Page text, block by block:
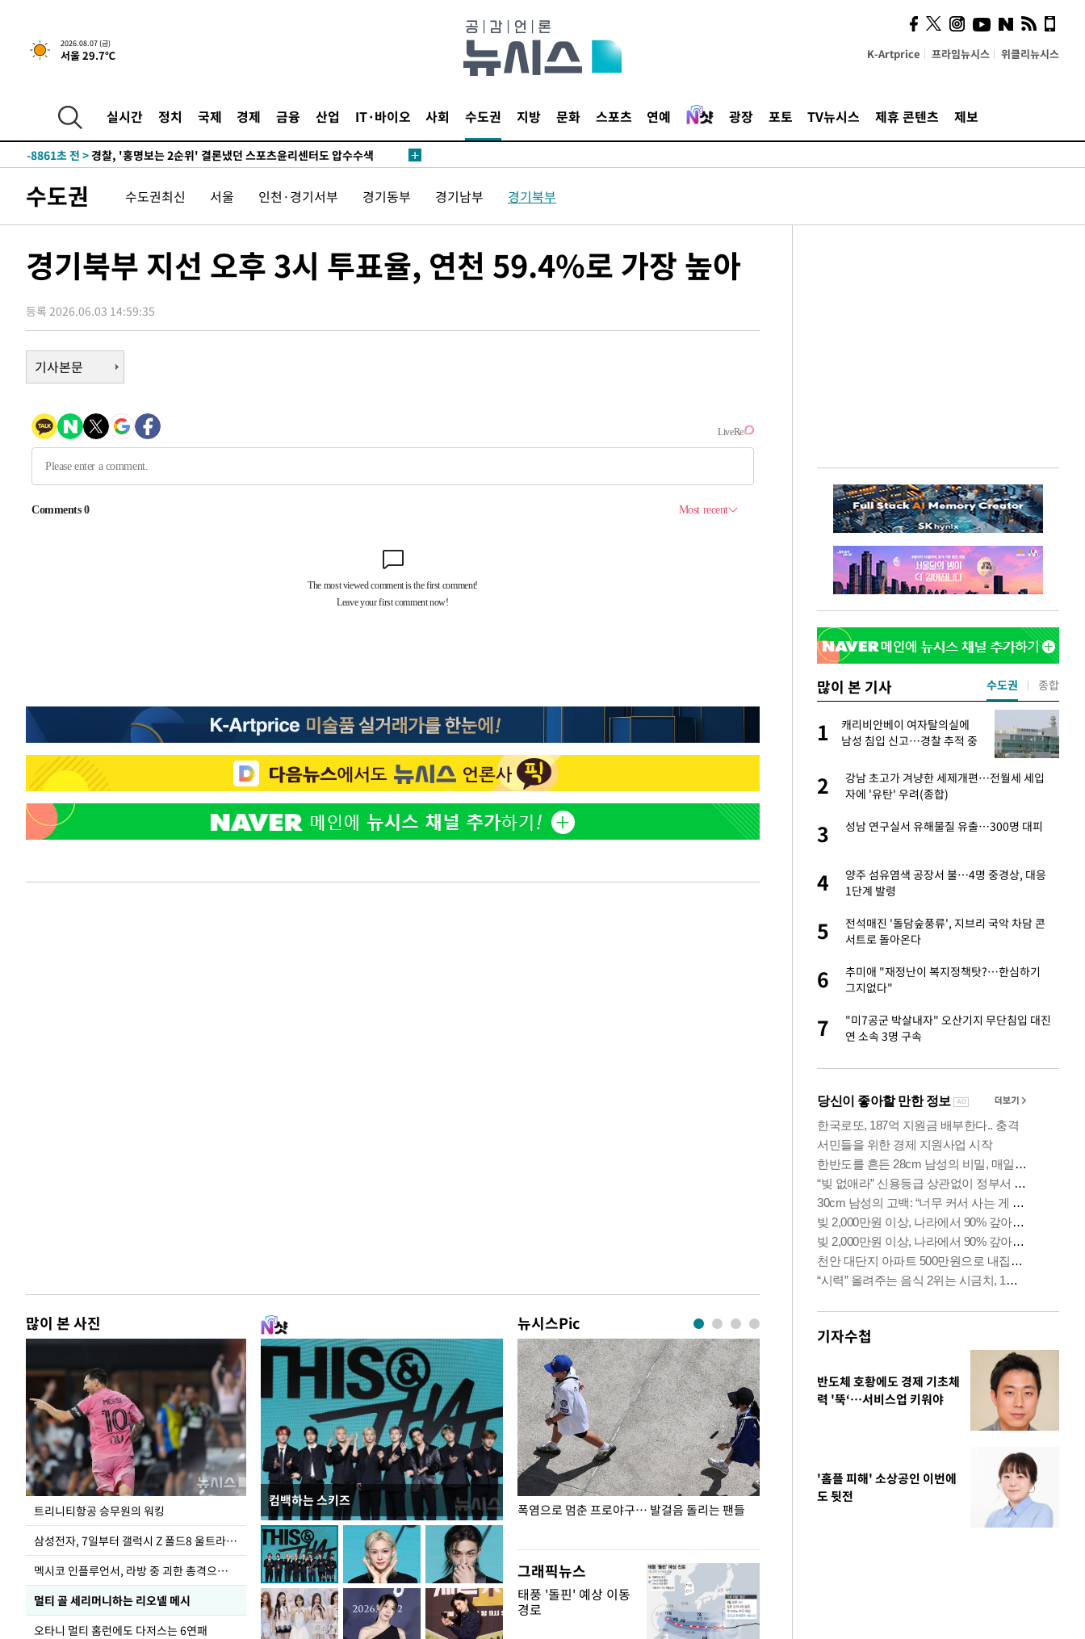
2026.08.07 (금)
서울 29.7℃ K-Artprice 프라임뉴시스 위클리뉴시스
실시간 정치 국제 경제 금융 산업 IT·바이오 사회 수도권 지방 문화 스포츠 연예 광장 포토 TV뉴시스 제휴 콘텐츠 제보
7시간 전 >내일까지 39도 '펄펄'…기상청 "태풍 지나며 폭염 잠시 꺾인다"
-11383초 전 >
[속보] 뉴욕증시, 혼조 출발…나스닥 0.3%↓, 다우 0.14%↑
-10176초 전 >
-8861초 전 >경찰, '홍명보는 2순위' 결론냈던 스포츠윤리센터도 압수수색
1시간 전 >日방위성, 北이 동해로 쏜 발사체는 탄도미사일 가능성
2시간 전 >[속보] SKT, 에이닷 서비스 장애 발생…"원인 파악 중"
2시간 전 >
'낮 최고 39도' 불볕더위…한밤 열대야도 계속[내일날씨]
2시간 전 >"韓 외환시장 개입 관측 배경엔 美의 대한국 무역적자 있어"
2시간 전 >'월드컵 탈락 후폭풍' 축구협회…초유의 압수수색에 '충격·당황'
2시간 전 >서울 낮 37.9도, 올여름 최고치 경신…영등포 순간 '40도'
2시간 전 >[속보]종합특검, 대검 추가 압수수색…내란 중요임무종사 혐의
3시간 전 > [속보]코스피, 301.88포인트(4.58%) 내린 6296.38 마감
3시간 전 >[속보]원·달러 환율, 0.7원 내린 1423.8원 마감
4시간 전 >"여기 떨어졌다"…다누리, 스페이스X 로켓 달 충돌 흔적 포착
7시간 전 >내일까지 39도 '펄펄'…기상청 "태풍 지나며 폭염 잠시 꺾인다"
축구협회, 15년 전 심판 성 접대 파문에 "현재는 내부 지침 준수"
경찰, '홍명보는 2순위' 결론냈던 스포츠윤리센터도 압수수색
2시간 전 >
'낮 최고 39도' 불볕더위…한밤 열대야도 계속[내일날씨]
2시간 전 >[속보]7~9일 프로야구 3연전도 폭염 취소…11일 재개
2시간 전 >"韓 외환시장 개입 관측 배경엔 美의 대한국 무역적자 있어"
2시간 전 >'월드컵 탈락 후폭풍' 축구협회…초유의 압수수색에 '충격·당황'
2시간 전 > 서울 낮 37.9도, 올여름 최고치 경신…영등포 순간 '40도'
2시간 전 >
[속보]종합특검, 대검 추가 압수수색…내란 중요임무종사 혐의
3시간 전 >[속보]코스피, 301.88포인트(4.58%) 내린 6296.38 마감
수도권 수도권최신 서울 인천·경기서부 경기동부 경기남부 경기북부
경기북부 지선 오후 3시 투표율, 연천 59.4%로 가장 높아
등록 2026.06.03 14:59:35
기사본문
많이 본 사진
트리니티항공 승무원의 워킹
삼성전자, 7일부터 갤럭시 Z 폴드8 울트라·폴드8·플립8 출시
멕시코 인플루언서, 라방 중 괴한 총격으로 사망
멀티 골 세리머니하는 리오넬 메시
오타니 멀티 홈런에도 다저스는 6연패
컴백하는 스키즈
뉴시스Pic
입추 하루 앞둔 전남광주… 열화상 카메라에 담긴
폭염
폭염으로 멈춘 프로야구… 발걸음 돌리는 팬들
이 대통령, '청년 대책 속도 높여야…폭염 문제도 입추 코앞인데
그래픽뉴스
태풍 '돌핀' 예상 이동
경로
많이 본 기사
아이유, 장기하 '별일 없이 산
다' 선곡…쿨한 일상 공개
2
만 안 있어"
3
축구협회, 15년 전 심판 성 접대 파문에 "현
재는 내부 지침 준수"
4
1
캐리비안베이 여자탈의실에
남성 침입 신고…경찰 추적 중
2
강남 초고가 겨냥한 세제개편…전월세 세입
자에 '유탄' 우려(종합)
3 성남 연구실서 유해물질 유출…300명 대피
4
양주 섬유염색 공장서 불…4명 중경상, 대응
1단계 발령
5
전석매진 '돌담숲풍류', 지브리 국악 차담 콘
서트로 돌아온다
6
추미애 "재정난이 복지정책탓?…한심하기
그지없다"
7
"미7공군 박살내자" 오산기지 무단침입 대진
연 소속 3명 구속
수도권 종합
기자수첩
반도체 호황에도 경제 기초체
력 '뚝‘…서비스업 키워야
'홈플 피해' 소상공인 이번에
도 뒷전